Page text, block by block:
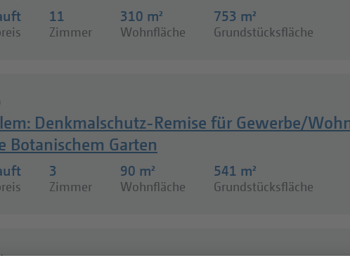
11
Zimmer
310 m²
Wohnfläche
753 m²
Grundstücksfläche
Denkmalschutz-Remise für Gewerbe/
Botanischem Garten
3
Zimmer
90 m²
Wohnfläche
541 m²
Grundstücksfläche